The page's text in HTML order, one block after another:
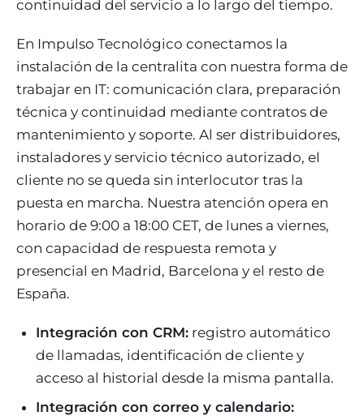
continuidad del servicio a lo largo del tiempo.
En Impulso Tecnológico conectamos la
instalación de la centralita con nuestra forma de
trabajar en IT: comunicación clara, preparación
técnica y continuidad mediante contratos de
mantenimiento y soporte. Al ser distribuidores,
instaladores y servicio técnico autorizado, el
cliente no se queda sin interlocutor tras la
puesta en marcha. Nuestra atención opera en
horario de 9:00 a 18:00 CET, de lunes a viernes,
con capacidad de respuesta remota y
presencial en Madrid, Barcelona y el resto de
España.
Integración con CRM: registro automático
de llamadas, identificación de cliente y
acceso al historial desde la misma pantalla.
Integración con correo y calendario: